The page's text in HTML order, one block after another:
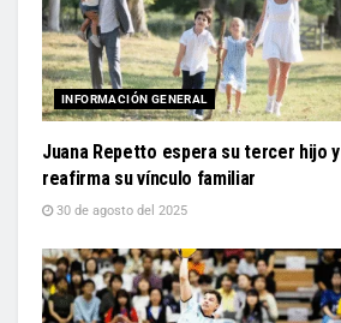
INFORMACIÓN GENERAL
Juana Repetto espera su tercer hijo y
reafirma su vínculo familiar
30 de agosto del 2025